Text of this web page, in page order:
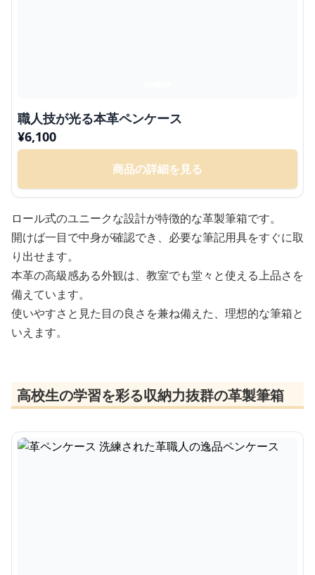
職人技が光る本革ペンケース
¥6,100
商品の詳細を見る
ロール式のユニークな設計が特徴的な革製筆箱です。
開けば一目で中身が確認でき、必要な筆記用具をすぐに取
り出せます。
本革の高級感ある外観は、教室でも堂々と使える上品さを
備えています。
使いやすさと見た目の良さを兼ね備えた、理想的な筆箱と
いえます。
高校生の学習を彩る収納力抜群の革製筆箱